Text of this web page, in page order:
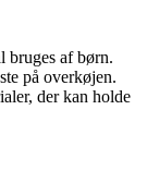
bruges af børn.
på overkøjen.
der kan holde